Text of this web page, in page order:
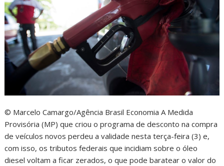
© Marcelo Camargo/Agência Brasil Economia A Medida
Provisória (MP) que criou o programa de desconto na compra
de veículos novos perdeu a validade nesta terça-feira (3) e,
com isso, os tributos federais que incidiam sobre o óleo
diesel voltam a ficar zerados, o que pode baratear o valor do